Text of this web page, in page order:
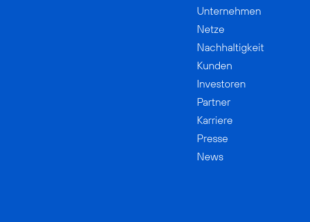
Unternehmen
Netze
Nachhaltigkeit
Kunden
Investoren
Partner
Karriere
Presse
News